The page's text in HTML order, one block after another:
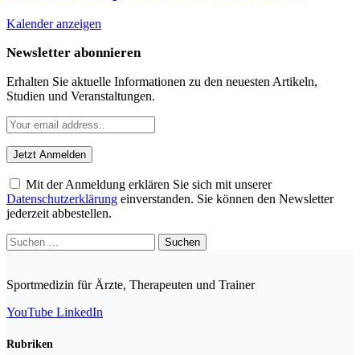
Kalender anzeigen
Newsletter abonnieren
Erhalten Sie aktuelle Informationen zu den neuesten Artikeln,
Studien und Veranstaltungen.
Mit der Anmeldung erklären Sie sich mit unserer
Datenschutzerklärung einverstanden. Sie können den Newsletter
jederzeit abbestellen.
Suchen
nach:
Sportmedizin für Ärzte, Therapeuten und Trainer
YouTube LinkedIn
Rubriken